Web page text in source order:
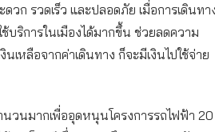
วก รวดเร็ว และปลอดภัย เมื่อการเดินทา
บริการในเมืองได้มากขึ้น ช่วยลดความ
เหลือจากค่าเดินทาง ก็จะมีเงินไปใช้จ่าย
วนมากเพื่ออุดหนุนโครงการรถไฟฟ้า 20